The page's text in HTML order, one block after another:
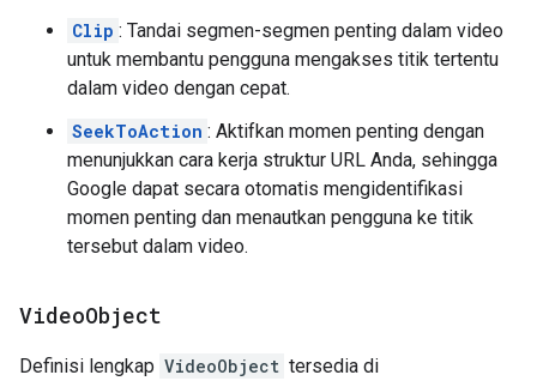
Clip : Tandai segmen-segmen penting dalam video
untuk membantu pengguna mengakses titik tertentu
dalam video dengan cepat.
SeekToAction : Aktifkan momen penting dengan
menunjukkan cara kerja struktur URL Anda, sehingga
Google dapat secara otomatis mengidentifikasi
momen penting dan menautkan pengguna ke titik
tersebut dalam video.
VideoObject
Definisi lengkap VideoObject tersedia di